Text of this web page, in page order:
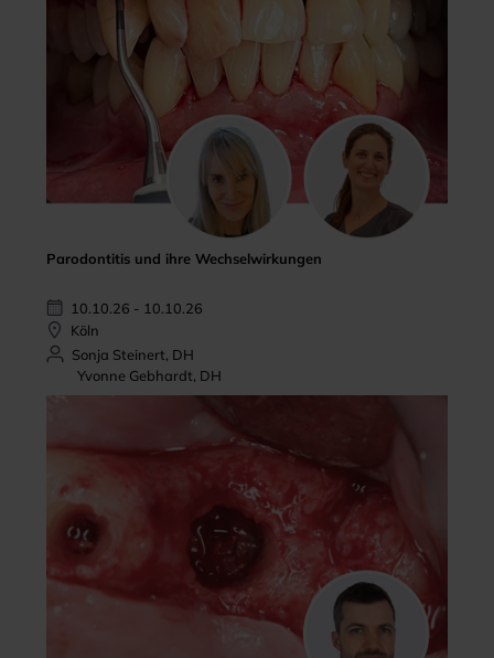
Parodontitis und ihre Wechselwirkungen
10.10.26 - 10.10.26
Köln
Sonja Steinert, DH
Yvonne Gebhardt, DH